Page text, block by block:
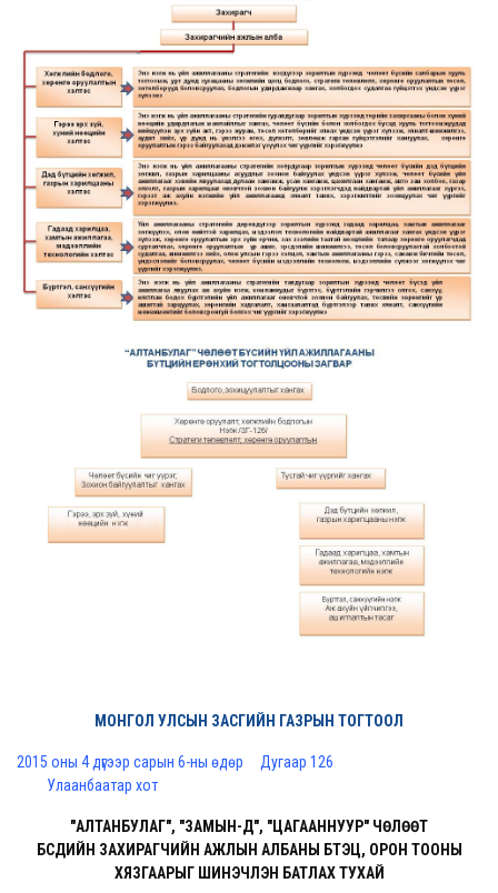
МОНГОЛ УЛСЫН ЗАСГИЙН ГАЗРЫН ТОГТООЛ
2015 оны 4 дүгээр сарын 6-ны өдөр Дугаар 126
Улаанбаатар хот
"АЛТАНБУЛАГ", "ЗАМЫН-ҮҮД", "ЦАГААННУУР" ЧӨЛӨӨТ
БҮСҮҮДИЙН ЗАХИРАГЧИЙН АЖЛЫН АЛБАНЫ БҮТЭЦ, ОРОН ТООНЫ
ХЯЗГААРЫГ ШИНЭЧЛЭН БАТЛАХ ТУХАЙ